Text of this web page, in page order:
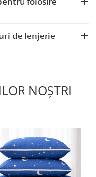
de lenjerie
NOȘTRI